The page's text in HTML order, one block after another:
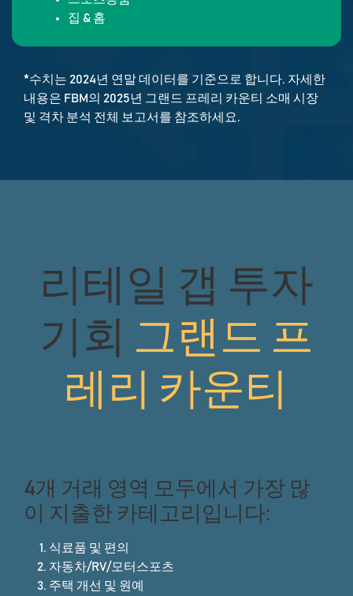
집 & 홈
*수치는 2024년 연말 데이터를 기준으로 합니다. 자세한
내용은 FBM의 2025년 그랜드 프레리 카운티 소매 시장
및 격차 분석 전체 보고서를 참조하세요.
리테일 갭 투자
기회 그랜드 프
레리 카운티
4개 거래 영역 모두에서 가장 많
이 지출한 카테고리입니다:
식료품 및 편의
자동차/RV/모터스포츠
주택 개선 및 원예